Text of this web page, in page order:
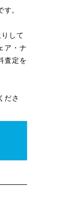
。
して
ア・ナ
査定を
ださ